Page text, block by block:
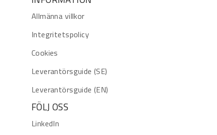
Allmänna villkor
Integritetspolicy
Cookies
Leverantörsguide (SE)
Leverantörsguide (EN)
FÖLJ OSS
LinkedIn